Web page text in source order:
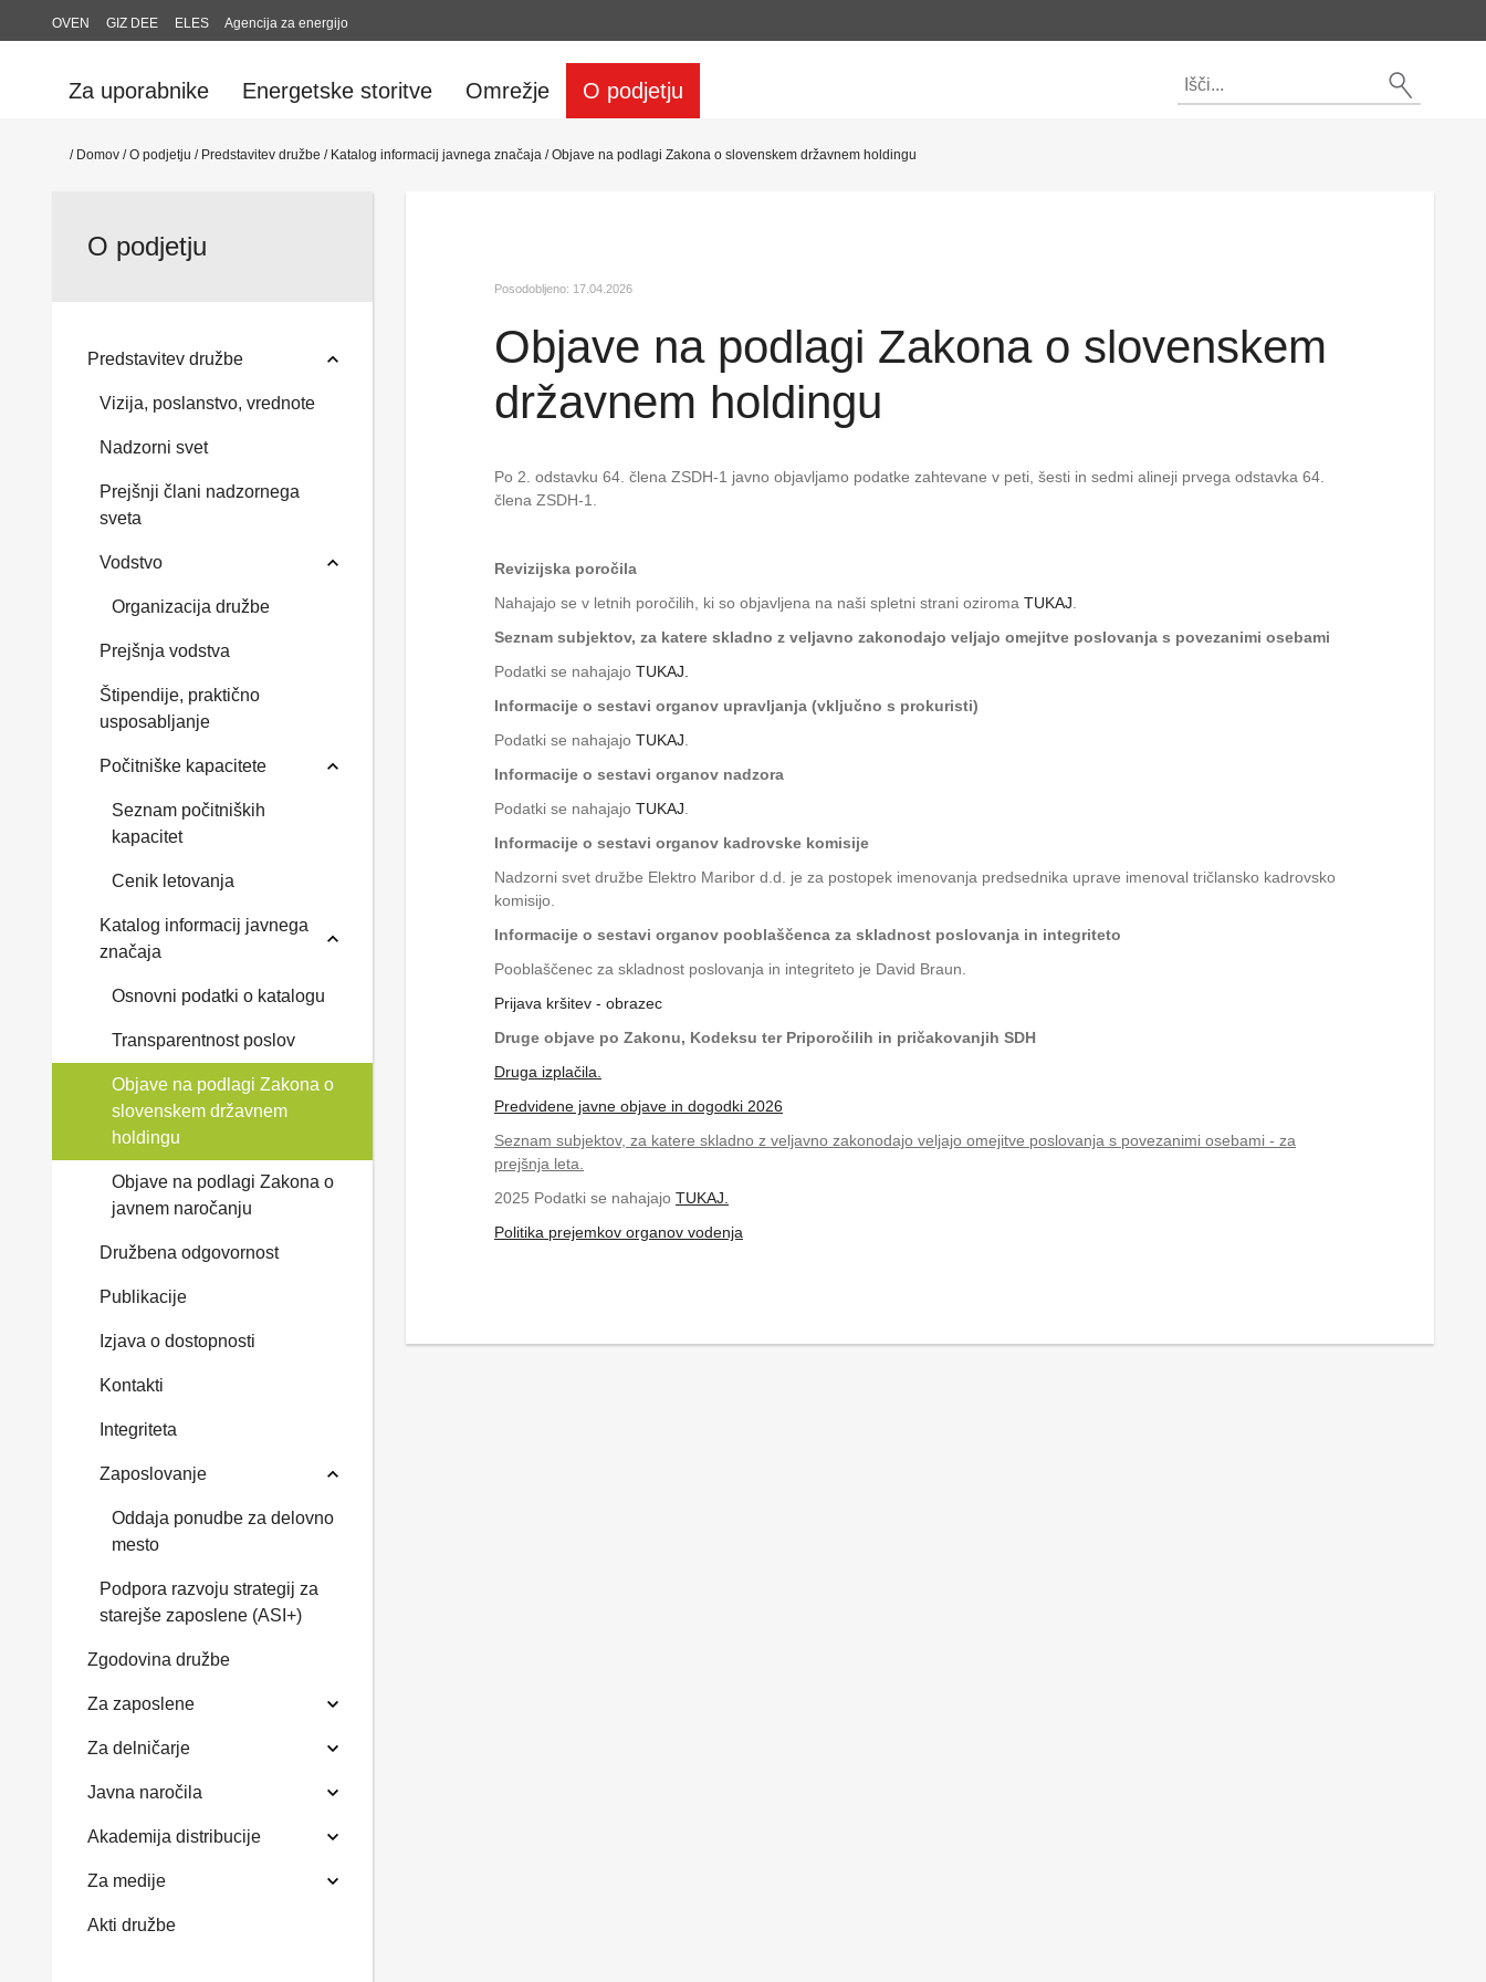
OVEN GIZ DEE ELES Agencija za energijo
Za uporabnike Energetske storitve Omrežje O podjetju
/ Domov /O podjetju / Predstavitev družbe / Katalog informacij javnega značaja /Objave na podlagi Zakona o slovenskem državnem holdingu
O podjetju
Predstavitev družbe
Vizija, poslanstvo, vrednote
Nadzorni svet
Prejšnji člani nadzornega
sveta
Vodstvo
Organizacija družbe
Prejšnja vodstva
Štipendije, praktično
usposabljanje
Počitniške kapacitete
Seznam počitniških
kapacitet
Cenik letovanja
Katalog informacij javnega
značaja
Osnovni podatki o katalogu
Transparentnost poslov
Objave na podlagi Zakona o
slovenskem državnem
holdingu
Objave na podlagi Zakona o
javnem naročanju
Družbena odgovornost
Publikacije
Izjava o dostopnosti
Kontakti
Integriteta
Zaposlovanje
Oddaja ponudbe za delovno
mesto
Podpora razvoju strategij za
starejše zaposlene (ASI+)
Zgodovina družbe
Za zaposlene
Za delničarje
Javna naročila
Akademija distribucije
Za medije
Akti družbe
Posodobljeno: 17.04.2026
Objave na podlagi Zakona o slovenskem
državnem holdingu
Po 2. odstavku 64. člena ZSDH-1 javno objavljamo podatke zahtevane v peti, šesti in sedmi alineji prvega odstavka 64.
člena ZSDH-1.
Revizijska poročila
Nahajajo se v letnih poročilih, ki so objavljena na naši spletni strani oziroma TUKAJ
Seznam subjektov, za katere skladno z veljavno zakonodajo veljajo omejitve poslovanja s povezanimi osebami
Podatki se nahajajo TUKAJ.
Informacije o sestavi organov upravljanja (vključno s prokuristi)
Podatki se nahajajo TUKAJ
Informacije o sestavi organov nadzora
Podatki se nahajajo TUKAJ
Informacije o sestavi organov kadrovske komisije
Nadzorni svet družbe Elektro Maribor d.d. je za postopek imenovanja predsednika uprave imenoval tričlansko kadrovsko
komisijo.
Informacije o sestavi organov pooblaščenca za skladnost poslovanja in integriteto
Pooblaščenec za skladnost poslovanja in integriteto je David Braun.
Prijava kršitev - obrazec
Druge objave po Zakonu, Kodeksu ter Priporočilih in pričakovanjih SDH
Druga izplačila.
Predvidene javne objave in dogodki 2026
Seznam subjektov, za katere skladno z veljavno zakonodajo veljajo omejitve poslovanja s povezanimi osebami - za
prejšnja leta.
2025 Podatki se nahajajo TUKAJ.
Politika prejemkov organov vodenja